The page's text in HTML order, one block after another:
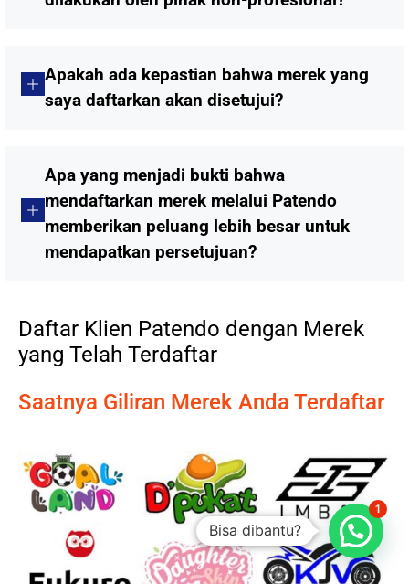
Apakah ada kepastian bahwa merek yang
saya daftarkan akan disetujui?
Apa yang menjadi bukti bahwa
mendaftarkan merek melalui Patendo
memberikan peluang lebih besar untuk
mendapatkan persetujuan?
Daftar Klien Patendo dengan Merek
yang Telah Terdaftar
Saatnya Giliran Merek Anda Terdaftar
Bisa dibantu?
1